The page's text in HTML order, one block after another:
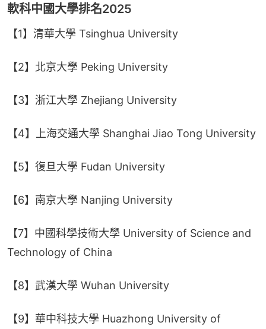
軟科中國大學排名2025
【1】清華大學 Tsinghua University
【2】北京大學 Peking University
【3】浙江大學 Zhejiang University
【4】上海交通大學 Shanghai Jiao Tong University
【5】復旦大學 Fudan University
【6】南京大學 Nanjing University
【7】中國科學技術大學 University of Science and
Technology of China
【8】武漢大學 Wuhan University
【9】華中科技大學 Huazhong University of